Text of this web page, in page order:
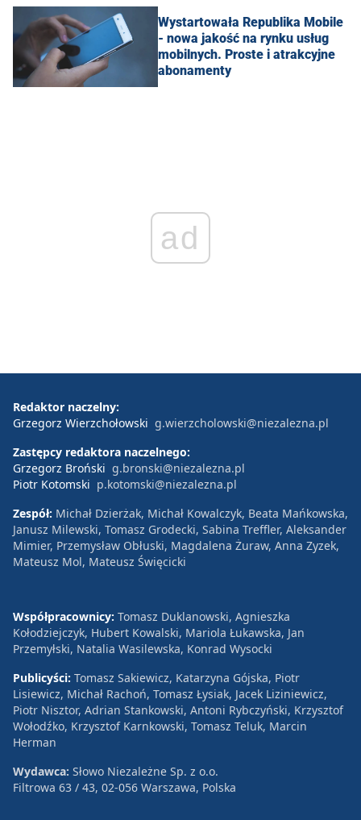
Wystartowała Republika Mobile
- nowa jakość na rynku usług
mobilnych. Proste i atrakcyjne
abonamenty
ad
Redaktor naczelny:
Grzegorz Wierzchołowski g.wierzcholowski@niezalezna.pl
Zastępcy redaktora naczelnego:
Grzegorz Broński g.bronski@niezalezna.pl
Piotr Kotomski p.kotomski@niezalezna.pl
Zespół: Michał Dzierżak, Michał Kowalczyk, Beata Mańkowska,
Janusz Milewski, Tomasz Grodecki, Sabina Treffler, Aleksander
Mimier, Przemysław Obłuski, Magdalena Żuraw, Anna Zyzek,
Mateusz Mol, Mateusz Święcicki
Współpracownicy: Tomasz Duklanowski, Agnieszka
Kołodziejczyk, Hubert Kowalski, Mariola Łukawska, Jan
Przemyłski, Natalia Wasilewska, Konrad Wysocki
Publicyści: Tomasz Sakiewicz, Katarzyna Gójska, Piotr
Lisiewicz, Michał Rachoń, Tomasz Łysiak, Jacek Liziniewicz,
Piotr Nisztor, Adrian Stankowski, Antoni Rybczyński, Krzysztof
Wołodźko, Krzysztof Karnkowski, Tomasz Teluk, Marcin
Herman
Wydawca: Słowo Niezależne Sp. z o.o.
Filtrowa 63 / 43, 02-056 Warszawa, Polska